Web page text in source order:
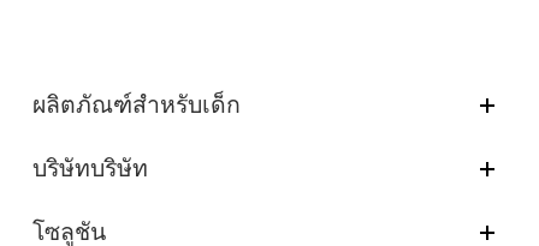
ผลิตภัณฑ์สำหรับเด็ก
บริษัทบริษัท
โซลูชัน